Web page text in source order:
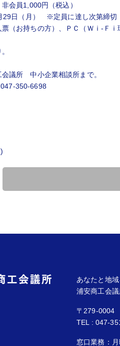
会員1,000円（税込）
日（月） ※定員に達し次第締切
（お持ちの方）、ＰＣ（Ｗｉ-Ｆｉ
議所 中小企業相談所まで。
350-6698
あなたと地域
浦安商工会議
〒279-0004
TEL : 047-
窓口業務：